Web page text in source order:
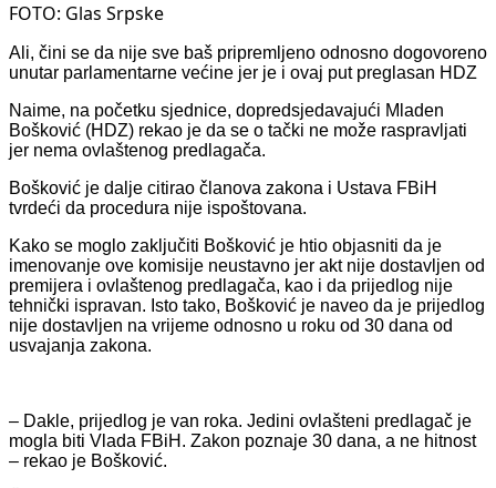
FOTO: Glas Srpske
Ali, čini se da nije sve baš pripremljeno odnosno dogovoreno
unutar parlamentarne većine jer je i ovaj put preglasan HDZ
Naime, na početku sjednice, dopredsjedavajući Mladen
Bošković (HDZ) rekao je da se o tački ne može raspravljati
jer nema ovlaštenog predlagača.
Bošković je dalje citirao članova zakona i Ustava FBiH
tvrdeći da procedura nije ispoštovana.
Kako se moglo zaključiti Bošković je htio objasniti da je
imenovanje ove komisije neustavno jer akt nije dostavljen od
premijera i ovlaštenog predlagača, kao i da prijedlog nije
tehnički ispravan. Isto tako, Bošković je naveo da je prijedlog
nije dostavljen na vrijeme odnosno u roku od 30 dana od
usvajanja zakona.
– Dakle, prijedlog je van roka. Jedini ovlašteni predlagač je
mogla biti Vlada FBiH. Zakon poznaje 30 dana, a ne hitnost
– rekao je Bošković.